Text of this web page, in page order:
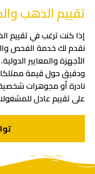
تقييم الذهب
إذا كنت ترغب في تقييم
نقدم لك خدمة الفحص
الأجهزة والمعايير
ودقيق حول قيمة
نادرة أو مجوهرات
على تقييم عادل